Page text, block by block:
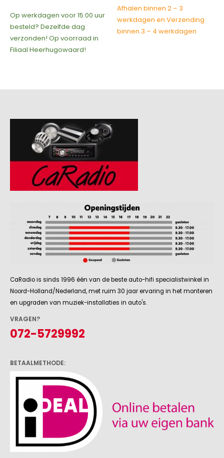
Op werkdagen voor 15:00 uur
besteld? Dezelfde dag
verzonden! Op voorraad in
Filiaal Heerhugowaard!
Afhalen binnen 2 – 3
werkdagen en Verzending
binnen 3 – 4 werkdagen
CaRadio is sinds 1996 één van de beste auto-hifi specialistwinkel in
Noord-Holland/Nederland, met ruim 30 jaar ervaring in het monteren
en upgraden van muziek-installaties in auto's.
VRAGEN?
072-5729992
BETAALMETHODE: